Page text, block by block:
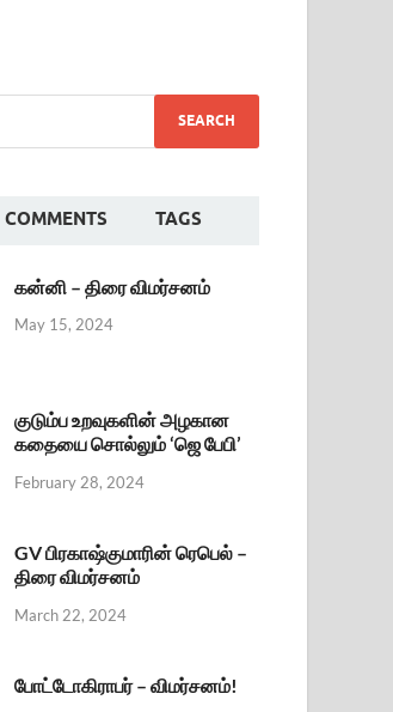
COMMENTS TAGS
கன்னி – திரை விமர்சனம்
May 15, 2024
குடும்ப உறவுகளின் அழகான
கதையை சொல்லும் ‘ஜெ பேபி’
February 28, 2024
GV பிரகாஷ்குமாரின் ரெபெல் –
திரை விமர்சனம்
March 22, 2024
போட்டோகிராபர் – விமர்சனம்!